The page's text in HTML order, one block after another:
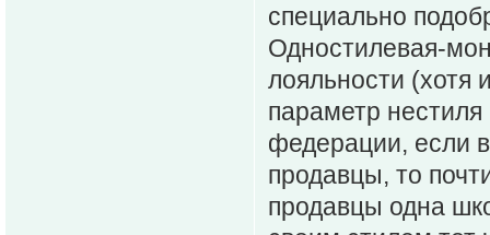
специально
Одностилевая-
лояльности (хотя
параметр
федерации, если
продавцы, то
продавцы одна